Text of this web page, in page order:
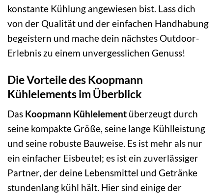
konstante Kühlung angewiesen bist. Lass dich
von der Qualität und der einfachen Handhabung
begeistern und mache dein nächstes Outdoor-
Erlebnis zu einem unvergesslichen Genuss!
Die Vorteile des Koopmann
Kühlelements im Überblick
Das Koopmann Kühlelement überzeugt durch
seine kompakte Größe, seine lange Kühlleistung
und seine robuste Bauweise. Es ist mehr als nur
ein einfacher Eisbeutel; es ist ein zuverlässiger
Partner, der deine Lebensmittel und Getränke
stundenlang kühl hält. Hier sind einige der